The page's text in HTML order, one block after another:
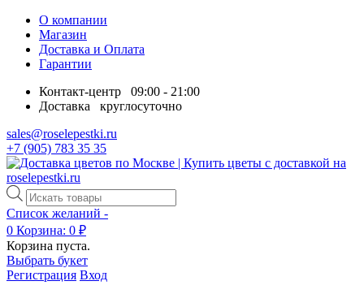
О компании
Магазин
Доставка и Оплата
Гарантии
Контакт-центр 09:00 - 21:00
Доставка круглосуточно
sales@roselepestki.ru
+7 (905) 783 35 35
Поиск
товаров
Список желаний -
0 Корзина: 0 ₽
Корзина пуста.
Выбрать букет
Регистрация Вход